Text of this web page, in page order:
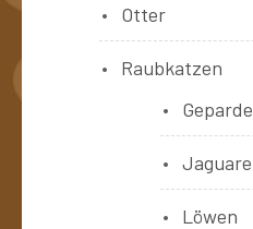
Otter
Raubkatzen
Geparde
Jaguare
Löwen